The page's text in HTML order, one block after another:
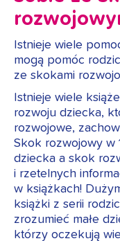
Istnieje wiele
mogą pomóc
ze skokami
Istnieje wiele
rozwoju dziecka,
rozwojowe,
Skok rozwojowy w
dziecka a skok
i rzetelnych
w książkach!
książki z serii
zrozumieć małe
którzy oczekują